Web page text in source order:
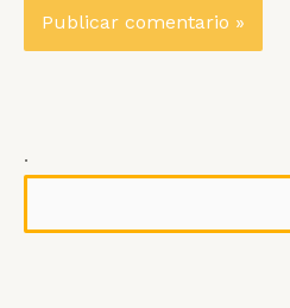
.